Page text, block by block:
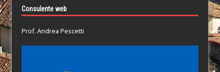
Consulente web
Prof. Andrea Pescetti